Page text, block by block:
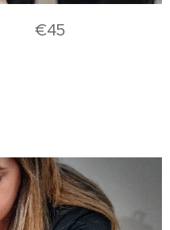
€45